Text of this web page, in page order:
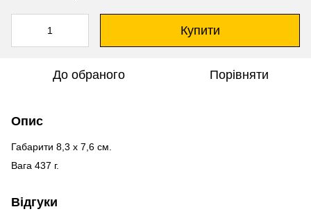
Купити
До обраного Порівняти
Опис
Габарити 8,3 х 7,6 см.
Вага 437 г.
Відгуки